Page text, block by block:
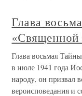
Глава
«Священной
Глава восьмая
в июле 1941 года
народу, он призвал
вероисповедания и